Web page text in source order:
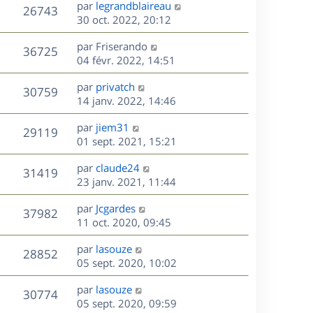
e
n
i
e
r
m
e
s
s
a
g
e
26743V
u
s
D
e
r
n
i
e
r
m
e
s
s
a
g
e
par legrandblaireau
30 oct. 2022, 20:12
36725V
u
s
D
e
r
n
i
e
r
m
e
s
s
a
g
e
par Friserando
04 févr. 2022, 14:51
30759V
u
s
D
e
r
n
i
e
r
m
e
s
s
a
g
e
par privatch
14 janv. 2022, 14:46
29119V
u
s
D
e
r
n
i
e
r
m
e
s
s
a
g
e
par jiem31
01 sept. 2021, 15:21
31419V
u
e
s
D
e
r
n
i
e
r
m
e
s
s
par claude24
23 janv. 2021, 11:44
37982V
u
e
D
e
r
n
i
e
r
m
par Jcgardes
11 oct. 2020, 09:45
28852V
u
D
e
r
n
i
par lasouze
05 sept. 2020, 10:02
30774V
D
e
par lasouze
05 sept. 2020, 09:59